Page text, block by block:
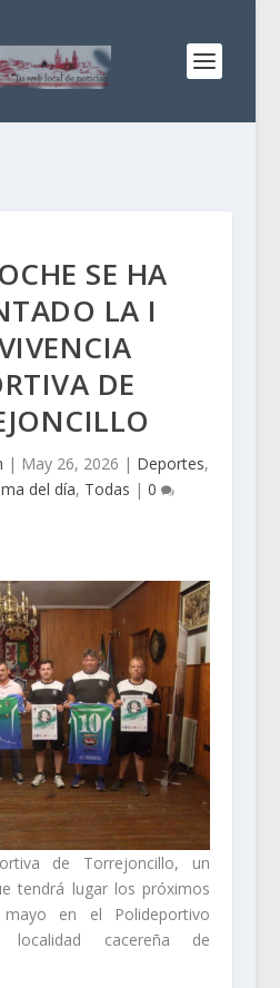
SE HA
LA I
DE
| May 26, 2026 | Deportes,
del día, Todas | 0
de Torrejoncillo, un
tendrá lugar los próximos
en el Polideportivo
cacereña de